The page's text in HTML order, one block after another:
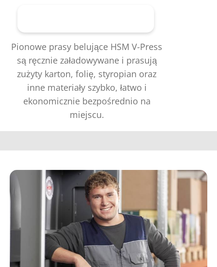
Pionowe prasy belujące HSM V-Press
są ręcznie załadowywane i prasują
zużyty karton, folię, styropian oraz
inne materiały szybko, łatwo i
ekonomicznie bezpośrednio na
miejscu.